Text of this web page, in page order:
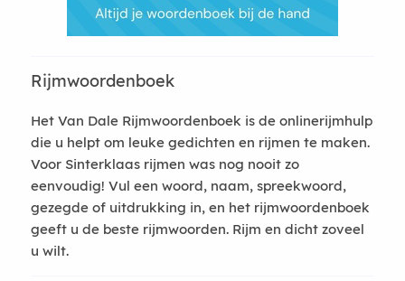
Rijmwoordenboek
Het Van Dale Rijmwoordenboek is de onlinerijmhulp
die u helpt om leuke gedichten en rijmen te maken.
Voor Sinterklaas rijmen was nog nooit zo
eenvoudig! Vul een woord, naam, spreekwoord,
gezegde of uitdrukking in, en het rijmwoordenboek
geeft u de beste rijmwoorden. Rijm en dicht zoveel
u wilt.